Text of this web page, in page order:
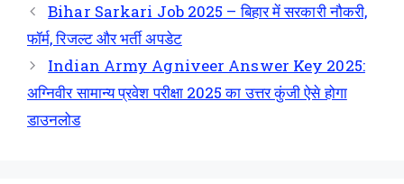
Bihar Sarkari Job 2025 – बिहार में सरकारी नौकरी,
फॉर्म, रिजल्ट और भर्ती अपडेट
Indian Army Agniveer Answer Key 2025:
अग्निवीर सामान्य प्रवेश परीक्षा 2025 का उत्तर कुंजी ऐसे होगा
डाउनलोड